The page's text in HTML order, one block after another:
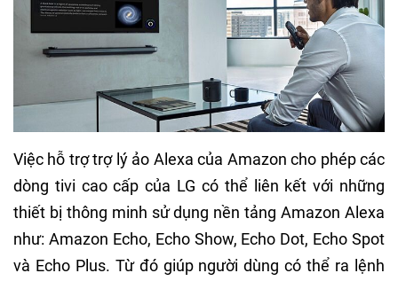
Việc hỗ trợ trợ lý ảo Alexa của Amazon cho phép các
dòng tivi cao cấp của LG có thể liên kết với những
thiết bị thông minh sử dụng nền tảng Amazon Alexa
như: Amazon Echo, Echo Show, Echo Dot, Echo Spot
và Echo Plus. Từ đó giúp người dùng có thể ra lệnh